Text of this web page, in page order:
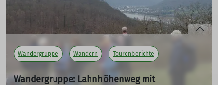
Wandergruppe Wandern Tourenberichte
Wandergruppe: Lahnhöhenweg mit